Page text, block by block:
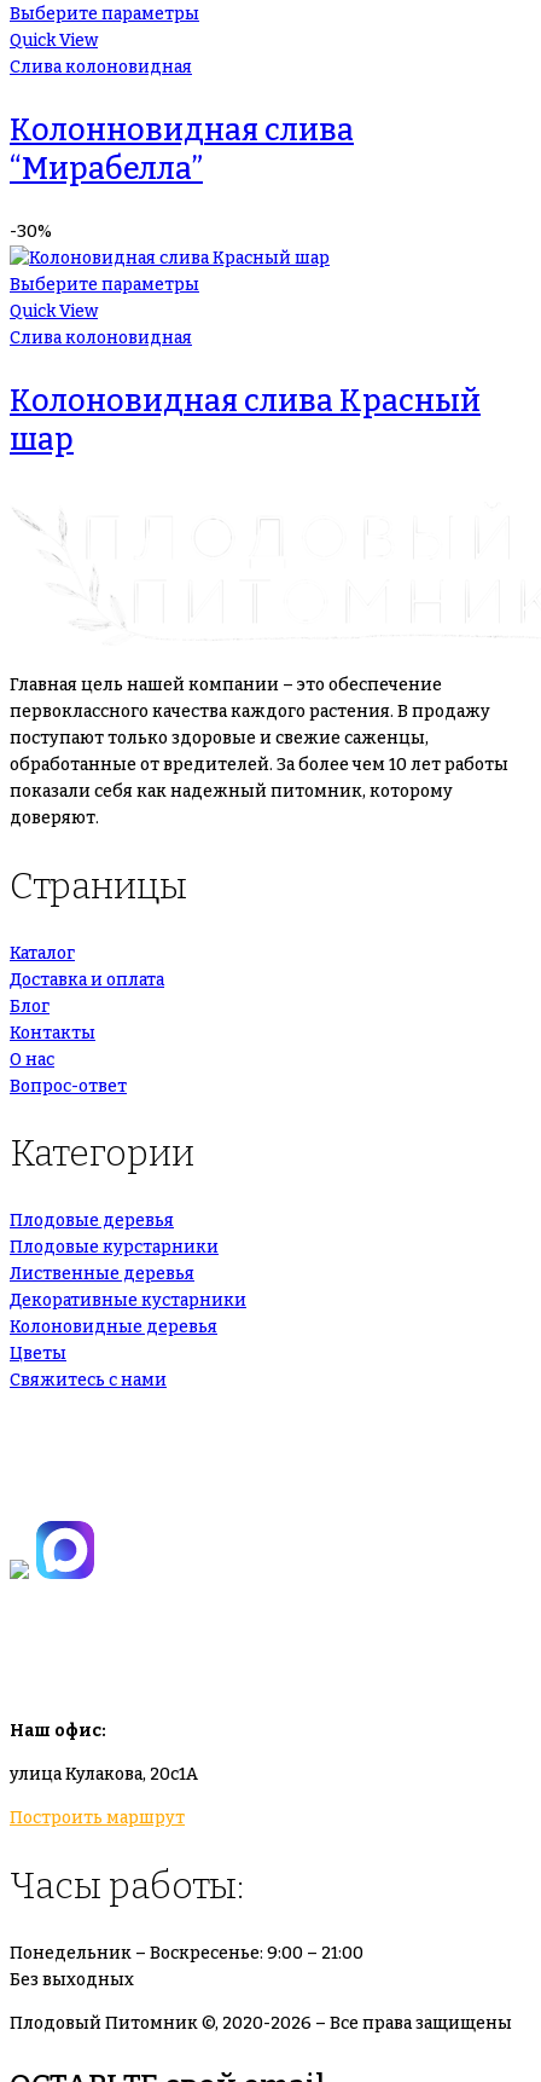
Выберите параметры
Quick View
Слива колоновидная
Колонновидная слива
“Мирабелла”
-30%
Выберите параметры
Quick View
Слива колоновидная
Колоновидная слива Красный
шар
Главная цель нашей компании – это обеспечение
первоклассного качества каждого растения. В продажу
поступают только здоровые и свежие саженцы,
обработанные от вредителей. За более чем 10 лет работы
показали себя как надежный питомник, которому
доверяют.
Страницы
Каталог
Доставка и оплата
Блог
Контакты
О нас
Вопрос-ответ
Категории
Плодовые деревья
Плодовые курстарники
Лиственные деревья
Декоративные кустарники
Колоновидные деревья
Цветы
Свяжитесь с нами
Наш офис:
улица Кулакова, 20с1А
Построить маршрут
Часы работы:
Понедельник – Воскресенье: 9:00 – 21:00
Без выходных
Плодовый Питомник ©, 2020-2026 – Все права защищены